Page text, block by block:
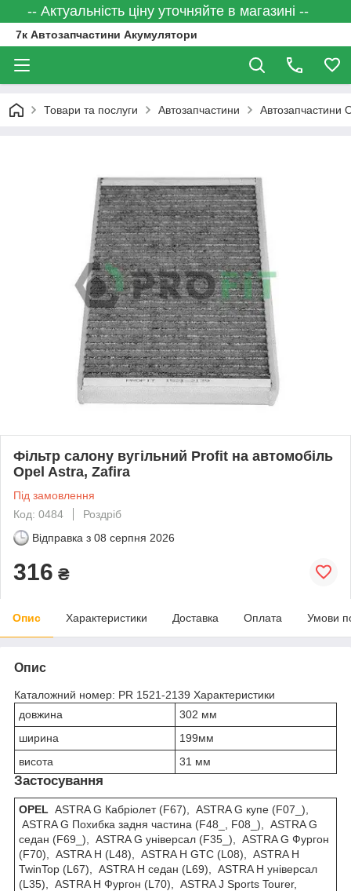
-- Актуальність ціну уточняйте в магазині --
7к Автозапчастини Акумулятори
Товари та послуги Автозапчастини Автозапчастини
Фільтр салону вугільний Profit на автомобіль
Opel Astra, Zafira
Під замовлення
Код: 0484
Роздріб
Відправка з 08 серпня 2026
316 ₴
Опис Характеристики Доставка Оплата Умови
Опис
Каталожний номер: PR 1521-2139 Характеристики
довжина
302 мм
ширина
199мм
висота
31 мм
Застосування
OPEL ASTRA G Кабріолет (F67), ASTRA G купе (F07_),
ASTRA G Похибка задня частина (F48_, F08_), ASTRA G
седан (F69_), ASTRA G універсал (F35_), ASTRA G Фургон
(F70), ASTRA H (L48), ASTRA H GTC (L08), ASTRA H
TwinTop (L67), ASTRA H седан (L69), ASTRA H універсал
(L35), ASTRA H Фургон (L70), ASTRA J Sports Tourer,